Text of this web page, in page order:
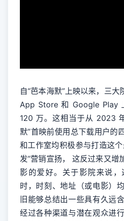
自“芭本海默”上映以来，三
App Store 和 Google Play
120 万。这相当于从 2023
默”首映前使用总下载用户的
和工作室均积极参与打造这
发”营销宣扬， 这反过来又增
影的爱好。关于影院来说
时，时刻、地址（或电影）
旧能够总结出一些具有久远
经过各种渠道与潜在观众进